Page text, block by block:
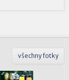
všechny fotky